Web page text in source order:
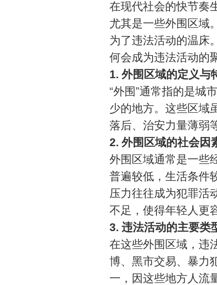
在现代社会的快节奏
尤其是一些外围区域
为了违法活动的温床
何会成为违法活动的
1. 外围区域的定义与
“外围”通常指的是城
少的地方。这些区域
落后、治安力量薄弱
2. 外围区域的社会因
外围区域通常是一些
普遍较低，生活条件
压力往往成为犯罪活
不足，使得年轻人更
3. 违法活动的主要类
在这些外围区域，违
博、黑市交易、暴力
一，因这些地方人流